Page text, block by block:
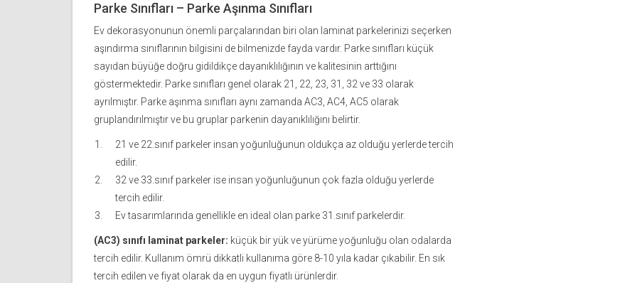
Parke Sınıfları – Parke Aşınma Sınıfları
Ev dekorasyonunun önemli parçalarından biri olan laminat parkelerinizi seçerken
aşındırma sınıflarının bilgisini de bilmenizde fayda vardır. Parke sınıfları küçük
sayıdan büyüğe doğru gidildikçe dayanıklılığının ve kalitesinin arttığını
göstermektedir. Parke sınıfları genel olarak 21, 22, 23, 31, 32 ve 33 olarak
ayrılmıştır. Parke aşınma sınıfları aynı zamanda AC3, AC4, AC5 olarak
gruplandırılmıştır ve bu gruplar parkenin dayanıklılığını belirtir.
21 ve 22.sınıf parkeler insan yoğunluğunun oldukça az olduğu yerlerde tercih
edilir.
32 ve 33.sınıf parkeler ise insan yoğunluğunun çok fazla olduğu yerlerde
tercih edilir.
Ev tasarımlarında genellikle en ideal olan parke 31.sınıf parkelerdir.
(AC3) sınıfı laminat parkeler: küçük bir yük ve yürüme yoğunluğu olan odalarda
tercih edilir. Kullanım ömrü dikkatli kullanıma göre 8-10 yıla kadar çıkabilir. En sık
tercih edilen ve fiyat olarak da en uygun fiyatlı ürünlerdir.